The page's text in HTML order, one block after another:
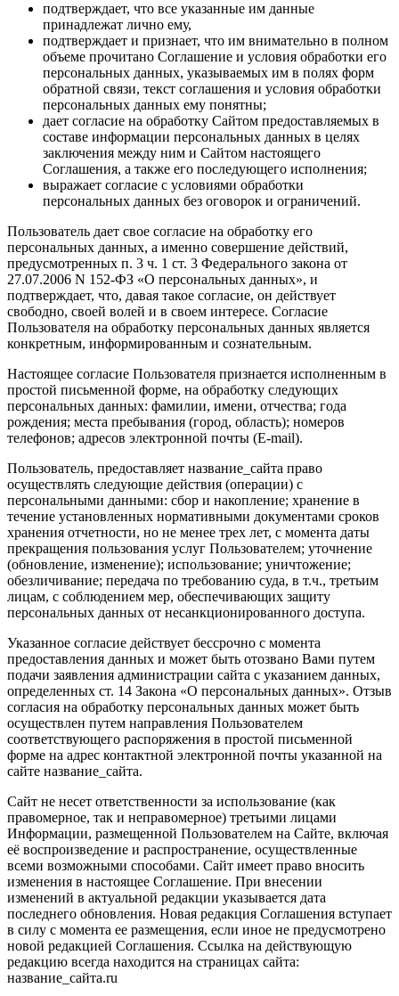
подтверждает, что все указанные им данные
принадлежат лично ему,
подтверждает и признает, что им внимательно в полном
объеме прочитано Соглашение и условия обработки его
персональных данных, указываемых им в полях форм
обратной связи, текст соглашения и условия обработки
персональных данных ему понятны;
дает согласие на обработку Сайтом предоставляемых в
составе информации персональных данных в целях
заключения между ним и Сайтом настоящего
Соглашения, а также его последующего исполнения;
выражает согласие с условиями обработки
персональных данных без оговорок и ограничений.
Пользователь дает свое согласие на обработку его
персональных данных, а именно совершение действий,
предусмотренных п. 3 ч. 1 ст. 3 Федерального закона от
27.07.2006 N 152-ФЗ «О персональных данных», и
подтверждает, что, давая такое согласие, он действует
свободно, своей волей и в своем интересе. Согласие
Пользователя на обработку персональных данных является
конкретным, информированным и сознательным.
Настоящее согласие Пользователя признается исполненным в
простой письменной форме, на обработку следующих
персональных данных: фамилии, имени, отчества; года
рождения; места пребывания (город, область); номеров
телефонов; адресов электронной почты (E-mail).
Пользователь, предоставляет название_сайта право
осуществлять следующие действия (операции) с
персональными данными: сбор и накопление; хранение в
течение установленных нормативными документами сроков
хранения отчетности, но не менее трех лет, с момента даты
прекращения пользования услуг Пользователем; уточнение
(обновление, изменение); использование; уничтожение;
обезличивание; передача по требованию суда, в т.ч., третьим
лицам, с соблюдением мер, обеспечивающих защиту
персональных данных от несанкционированного доступа.
Указанное согласие действует бессрочно с момента
предоставления данных и может быть отозвано Вами путем
подачи заявления администрации сайта с указанием данных,
определенных ст. 14 Закона «О персональных данных». Отзыв
согласия на обработку персональных данных может быть
осуществлен путем направления Пользователем
соответствующего распоряжения в простой письменной
форме на адрес контактной электронной почты указанной на
сайте название_сайта.
Сайт не несет ответственности за использование (как
правомерное, так и неправомерное) третьими лицами
Информации, размещенной Пользователем на Сайте, включая
её воспроизведение и распространение, осуществленные
всеми возможными способами. Сайт имеет право вносить
изменения в настоящее Соглашение. При внесении
изменений в актуальной редакции указывается дата
последнего обновления. Новая редакция Соглашения вступает
в силу с момента ее размещения, если иное не предусмотрено
новой редакцией Соглашения. Ссылка на действующую
редакцию всегда находится на страницах сайта:
название_сайта.ru